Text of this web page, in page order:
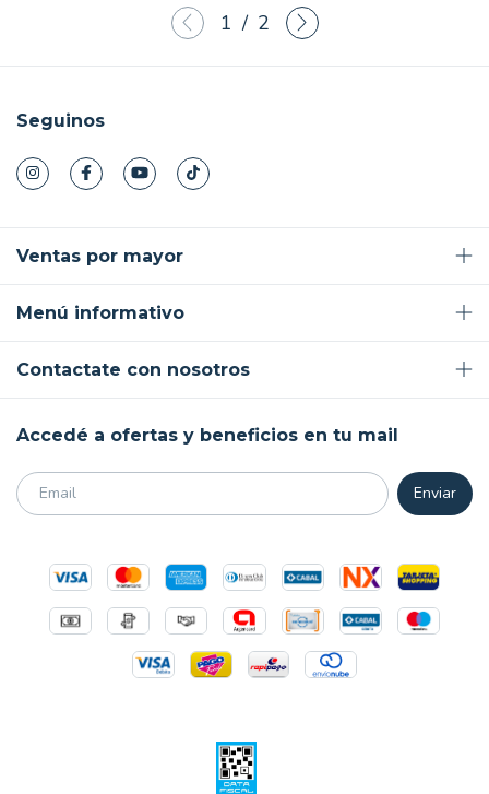
1 / 2
Seguinos
Ventas por mayor
Menú informativo
Contactate con nosotros
Accedé a ofertas y beneficios en tu mail